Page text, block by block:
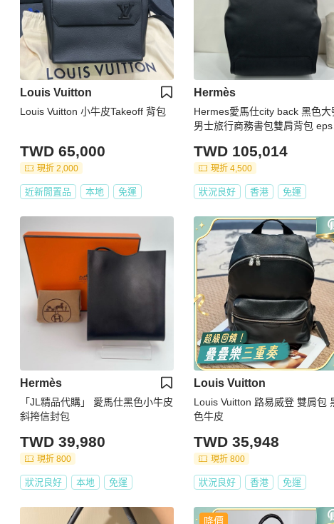
Louis Vuitton
Louis Vuitton 小牛皮Takeoff 背包
TWD 65,000
現折 2,000
近新閒置品 本地 免運
Hermès
Hermes愛馬仕city back 黑色大
男士旅行商務書包雙肩背包
TWD 105,014
現折 4,500
狀況良好 香港 免運
Hermès
「JL精品代購」 愛馬仕黑色小牛皮
斜挎信封包
TWD 39,980
現折 800
狀況良好 本地 免運
Louis Vuitton
Louis Vuitton 路易威登 雙肩包
色牛皮
TWD 35,948
現折 800
狀況良好 香港 免運
降價